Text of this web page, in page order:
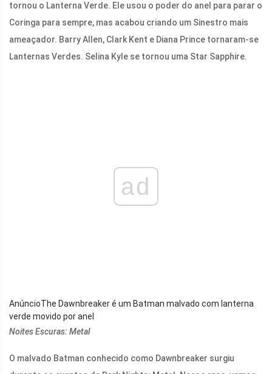
tornou o Lanterna Verde. Ele usou o poder do anel para parar o
Coringa para sempre, mas acabou criando um Sinestro mais
ameaçador. Barry Allen, Clark Kent e Diana Prince tornaram-se
Lanternas Verdes. Selina Kyle se tornou uma Star Sapphire.
ad
AnúncioThe Dawnbreaker é um Batman malvado com lanterna
verde movido por anel
Noites Escuras: Metal
O malvado Batman conhecido como Dawnbreaker surgiu